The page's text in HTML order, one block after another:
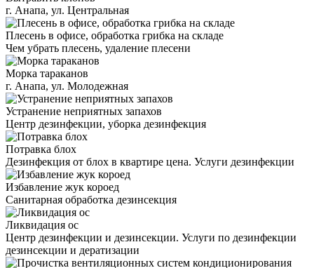
г. Анапа, ул. Центральная
Плесень в офисе, обработка грибка на складе
Чем убрать плесень, удаление плесени
Морка тараканов
г. Анапа, ул. Молодежная
Устранение неприятных запахов
Центр дезинфекции, уборка дезинфекция
Потравка блох
Дезинфекция от блох в квартире цена. Услуги дезинфекции
Избавление жук короед
Санитарная обработка дезинсекция
Ликвидация ос
Центр дезинфекции и дезинсекции. Услуги по дезинфекции
дезинсекции и дератизации